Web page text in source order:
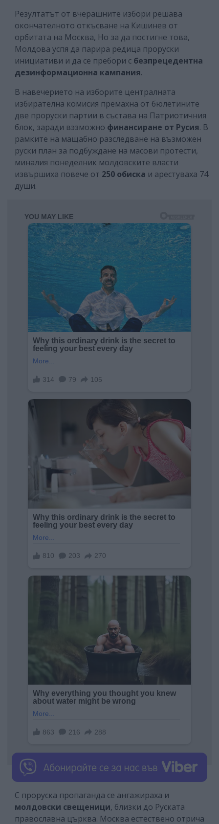
Резултатът от вчерашните избори решава
окончателното откъсване на Кишинев от
орбитата на Москва, Но за да постигне това,
Молдова успя да парира редица проруски
инициативи и да се пребори с безпрецедентна
дезинформационна кампания.
В навечерието на изборите централната
избирателна комисия премахна от бюлетините
две проруски партии в състава на Патриотичния
блок, заради вэзможно финансиране от Русия. В
рамките на мащабно разследване на възможен
руски план за подбуждане на масови протести,
миналия понеделник молдовските власти
извършиха повече от 250 обиска и арестуваха 74
души.
С проруска пропаганда се ангажираха и
молдовски свещеници, близки до Руската
православна църква. Москва естествено отрича